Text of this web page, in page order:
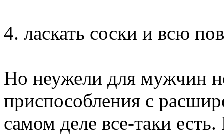
4. ласкать соски и всю
Но неужели для мужчин
приспособления с
самом деле все-таки